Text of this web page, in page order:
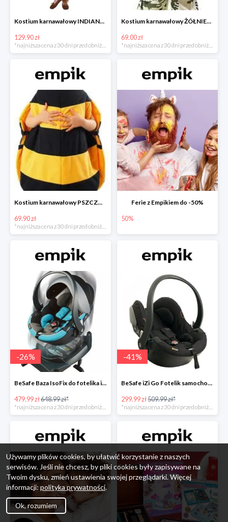
Kostium karnawałowy INDIANKA
129.90 zł
*najniższa cena z 30 dni przed obniżką
Kostium karnawałowy ŻÓŁNIERZ
69.00 zł
*najniższa cena z 30 dni przed obniżką
Kostium karnawałowy PSZCZÓŁKA
69.90 zł
Ferie z Empikiem do -50%
50%
-26%
BeSafe Baza IsoFix do fotelika iZi Go -26%
479.99 zł648.99 zł*
*najniższa cena z 30 dni przed obniżką
-41%
BeSafe iZi Go Fotelik samochodowy, 0-13 kg, Czarny Cab -41%
299.99 zł509.99 zł*
*najniższa cena z 30 dni przed obniżką
Używamy plików cookies, by ułatwić korzystanie z naszych
serwisów. Jeśli nie chcesz, by pliki cookies były zapisywane na
Twoim dysku, zmień ustawienia swojej przeglądarki. Więcej
informacji: polityka prywatności.
Ok, rozumiem